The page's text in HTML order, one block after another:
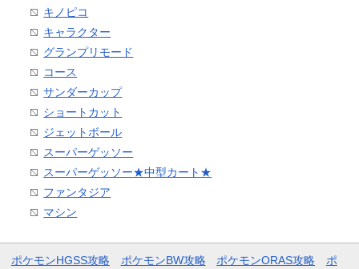
キノピコ
キャラクター
グランプリモード
コース
サンダーカップ
ショートカット
ジェットボール
スーパーゲッソー
スーパーゲッソー★中型カート★
ファンタジア
マシン
ポケモンHGSS攻略 ポケモンBW攻略 ポケモンORAS攻略 ポ